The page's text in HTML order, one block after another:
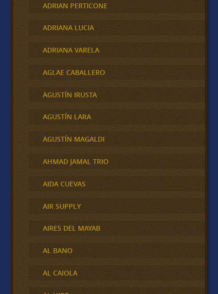
ADRIAN PERTICONE
ADRIANA LUCIA
ADRIANA VARELA
AGLAE CABALLERO
AGUSTÍN IRUSTA
AGUSTÍN LARA
AGUSTÍN MAGALDI
AHMAD JAMAL TRIO
AIDA CUEVAS
AIR SUPPLY
AIRES DEL MAYAB
AL BANO
AL CAIOLA